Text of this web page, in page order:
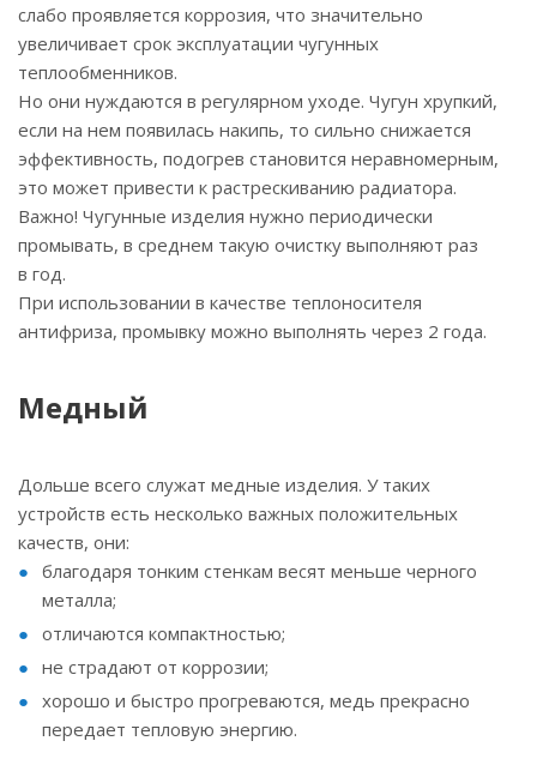
слабо проявляется коррозия, что значительно
увеличивает срок эксплуатации чугунных
теплообменников.
Но они нуждаются в регулярном уходе. Чугун хрупкий,
если на нем появилась накипь, то сильно снижается
эффективность, подогрев становится неравномерным,
это может привести к растрескиванию радиатора.
Важно! Чугунные изделия нужно периодически
промывать, в среднем такую очистку выполняют раз
в год.
При использовании в качестве теплоносителя
антифриза, промывку можно выполнять через 2 года.
Медный
Дольше всего служат медные изделия. У таких
устройств есть несколько важных положительных
качеств, они:
благодаря тонким стенкам весят меньше черного
металла;
отличаются компактностью;
не страдают от коррозии;
хорошо и быстро прогреваются, медь прекрасно
передает тепловую энергию.